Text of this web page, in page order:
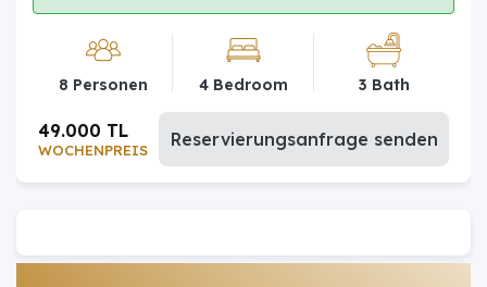
8 Personen 4 Bedroom 3 Bath
WOCHENPREIS
49.000 TL Reservierungsanfrage senden